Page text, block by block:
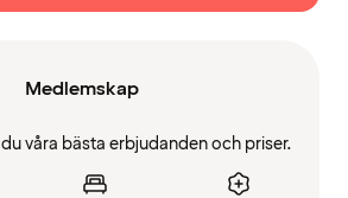
Medlemskap
våra bästa erbjudanden och priser.